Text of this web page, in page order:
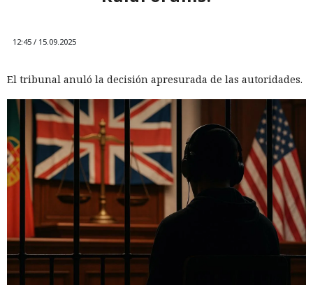
12:45 / 15.09.2025
El tribunal anuló la decisión apresurada de las autoridades.